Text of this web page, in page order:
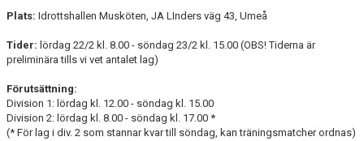
Plats: Idrottshallen Musköten, JA LInders väg 43, Umeå
Tider: lördag 22/2 kl. 8.00 - söndag 23/2 kl. 15.00 (OBS! Tiderna är
preliminära tills vi vet antalet lag)
Förutsättning:
Division 1: lördag kl. 12.00 - söndag kl. 15.00
Division 2: lördag kl. 8.00 - söndag kl. 17.00 *
(* För lag i div. 2 som stannar kvar till söndag, kan träningsmatcher ordnas)